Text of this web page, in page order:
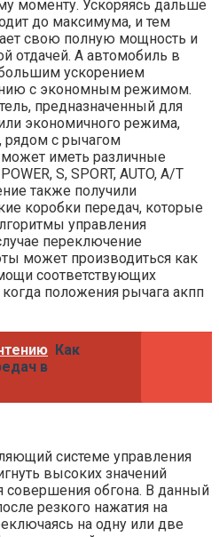
моменту. Ускоряясь дальше
до максимума, и тем
свою полную мощность и
отдачей. А автомобиль в
ускорением
с экономным режимом.
предназначенный для
экономичного режима,
рядом с рычагом
иметь различные
S, SPORT, AUTO, A/T
также получили
коробки передач, которые
управления
переключение
может производиться как
соответствующих
положения рычага акпп
Как
в
системе управления
высоких значений
совершения обгона. В данный
резкого нажатия на
на одну или две